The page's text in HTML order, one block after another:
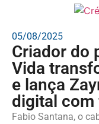
05/08/2025
Criador do
Vida
e lança
digital com
Fabio Santana, o